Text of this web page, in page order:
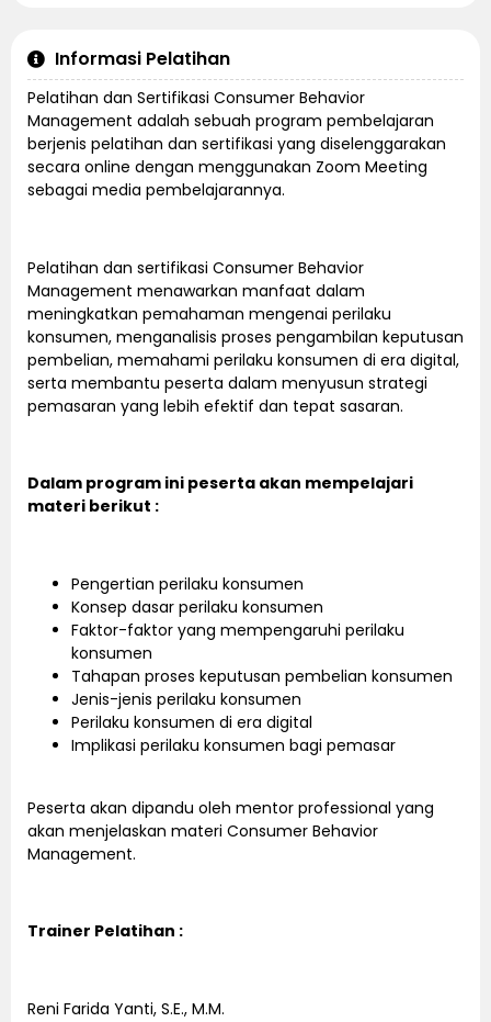
Informasi Pelatihan
Pelatihan dan Sertifikasi Consumer Behavior
Management adalah sebuah program pembelajaran
berjenis pelatihan dan sertifikasi yang diselenggarakan
secara online dengan menggunakan Zoom Meeting
sebagai media pembelajarannya.
Pelatihan dan sertifikasi Consumer Behavior
Management menawarkan manfaat dalam
meningkatkan pemahaman mengenai perilaku
konsumen, menganalisis proses pengambilan keputusan
pembelian, memahami perilaku konsumen di era digital,
serta membantu peserta dalam menyusun strategi
pemasaran yang lebih efektif dan tepat sasaran.
Dalam program ini peserta akan mempelajari
materi berikut :
Pengertian perilaku konsumen
Konsep dasar perilaku konsumen
Faktor-faktor yang mempengaruhi perilaku
konsumen
Tahapan proses keputusan pembelian konsumen
Jenis-jenis perilaku konsumen
Perilaku konsumen di era digital
Implikasi perilaku konsumen bagi pemasar
Peserta akan dipandu oleh mentor professional yang
akan menjelaskan materi Consumer Behavior
Management.
Trainer Pelatihan :
Reni Farida Yanti, S.E., M.M.